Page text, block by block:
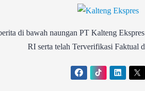
di bawah naungan PT Kalteng
RI serta telah Terverifikasi Faktual